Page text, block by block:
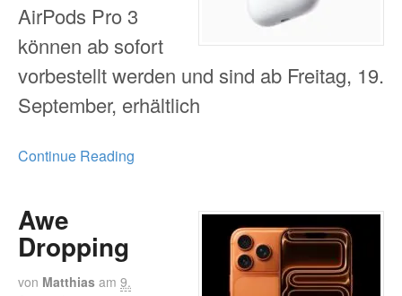
AirPods Pro 3
können ab sofort
vorbestellt werden und sind ab Freitag, 19.
September, erhältlich
Continue Reading
Awe
Dropping
von Matthias am 9.